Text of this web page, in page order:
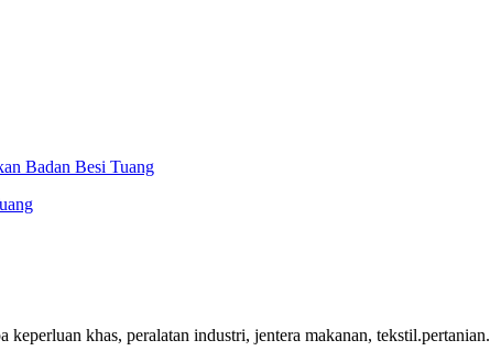
khas, peralatan industri, jentera makanan, tekstil.pertanian.